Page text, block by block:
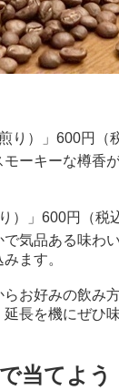
り）」600円（
ーキーな樽香
）」600円（税
気品ある味わ
ます。
お好みの飲み
長を機にぜひ
当てよ